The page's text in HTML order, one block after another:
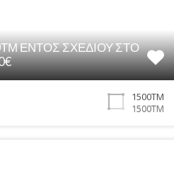
ΕΝΤΟΣ ΣΧΕΔΙΟΥ ΣΤΟ
1500ΤΜ
1500ΤΜ